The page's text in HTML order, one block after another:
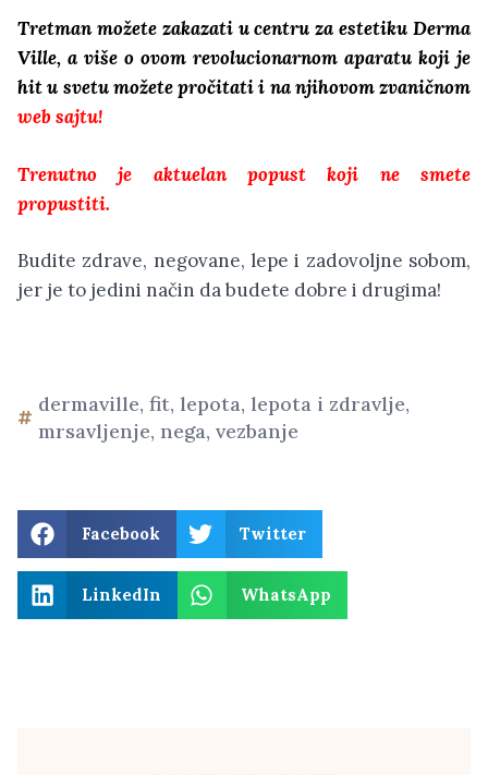
Tretman možete zakazati u centru za estetiku Derma
Ville, a više o ovom revolucionarnom aparatu koji je
hit u svetu možete pročitati i na njihovom zvaničnom
web sajtu!
Trenutno je aktuelan popust koji ne smete
propustiti.
Budite zdrave, negovane, lepe i zadovoljne sobom,
jer je to jedini način da budete dobre i drugima!
dermaville, fit, lepota, lepota i zdravlje,
mrsavljenje, nega, vezbanje
Facebook Twitter
LinkedIn WhatsApp